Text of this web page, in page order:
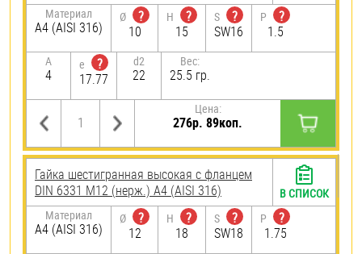
Материал
A4 (AISI 316)
Ø
?
10
H
?
15
S
?
SW16
P
?
1.5
A
4
e
?
17.77
d2
22
Вес:
25.5 гр.
Цена:
276р. 89коп.
Гайка шестигранная высокая с фланцем
DIN 6331 М12 (нерж.) A4 (AISI 316)
Материал
A4 (AISI 316)
Ø
?
12
H
?
18
S
?
SW18
P
?
1.75
В СПИСОК